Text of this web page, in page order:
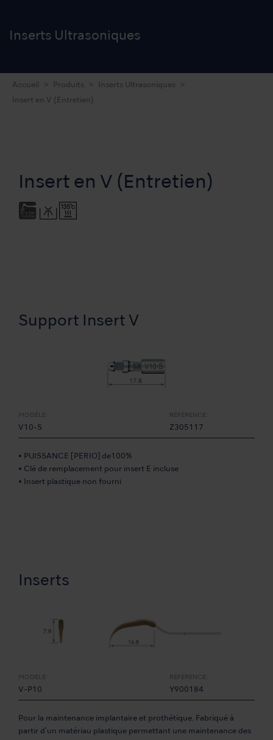
Inserts Ultrasoniques
Accueil Produits Inserts Ultrasoniques
Insert en V (Entretien)
Insert en V (Entretien)
Support Insert V
MODÈLE:
V10-S
RÉFÉRENCE:
Z305117
• PUISSANCE [PERIO] de100%
• Clé de remplacement pour insert E incluse
• Insert plastique non fourni
Inserts
MODÈLE:
V-P10
RÉFÉRENCE:
Y900184
Pour la maintenance implantaire et prothétique. Fabriqué à
partir d'un matériau plastique permettant une maintenance des